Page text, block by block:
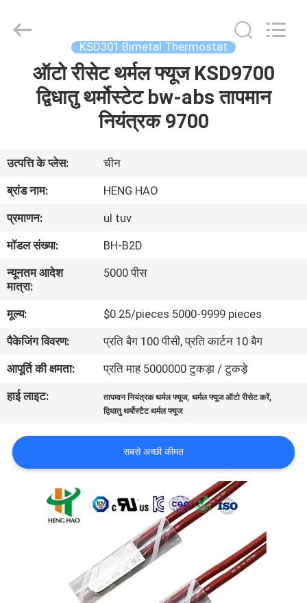
वीआर
दिखाएँ
हमारे
बारे
में
फैक्टरी
यात्रा
गुणवत्ता
हमसे
Electric
KSD301 Bimetal Thermostat
ऑटो रीसेट थर्मल फ्यूज KSD9700
द्विधातु थर्मोस्टेट bw-abs तापमान
नियंत्रक 9700
उत्पत्ति के प्लेस:
चीन
ब्रांड नाम:
HENG HAO
प्रमाणन:
ul tuv
मॉडल संख्या:
BH-B2D
न्यूनतम आदेश
मात्रा:
5000 पीस
मूल्य:
$0.25/pieces 5000-9999 pieces
पैकेजिंग विवरण:
प्रति बैग 100 पीसी, प्रति कार्टन 10 बैग
आपूर्ति की क्षमता:
प्रति माह 5000000 टुकड़ा / टुकड़े
हाई लाइट:
तापमान नियंत्रक थर्मल फ्यूज,थर्मल फ्यूज ऑटो रीसेट करें,
द्विधातु थर्मोस्टैट थर्मल फ्यूज
सबसे अच्छी कीमत